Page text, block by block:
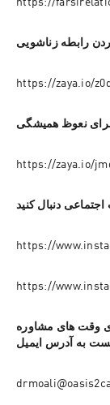
https://
https://zaya.io/
https://zaya.io/
https://
https://
وقت های مشاوره
به آدرس ایمیل